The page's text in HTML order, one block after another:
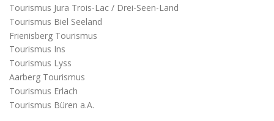
Tourismus Jura Trois-Lac / Drei-Seen-Land
Tourismus Biel Seeland
Frienisberg Tourismus
Tourismus Ins
Tourismus Lyss
Aarberg Tourismus
Tourismus Erlach
Tourismus Büren a.A.